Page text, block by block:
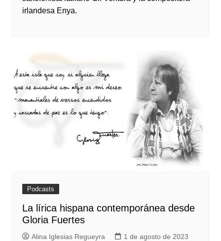
irlandesa Enya.
Podcasts
La lírica hispana contemporánea desde
Gloria Fuertes
Alina Iglesias Regueyra 1 de agosto de 2023